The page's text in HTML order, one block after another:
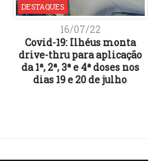
DESTAQUES
16/07/22
Covid-19: Ilhéus monta
drive-thru para aplicação
da 1ª, 2ª, 3ª e 4ª doses nos
dias 19 e 20 de julho